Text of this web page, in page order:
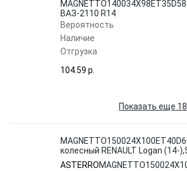
ВАЗ-2110 R14
Вероятность
Наличие
Отгрузка
104.59 p.
Показать еще
колесный RENAULT Logan (14-
(14-) R15 ASTERRO
ASTERRO